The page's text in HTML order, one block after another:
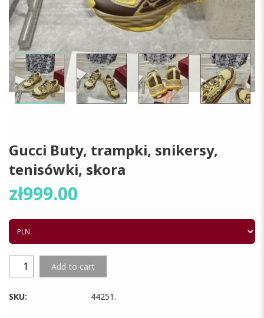
Gucci Buty, trampki, snikersy,
tenisówki, skora
zł999.00
Add to cart
SKU: 44251.